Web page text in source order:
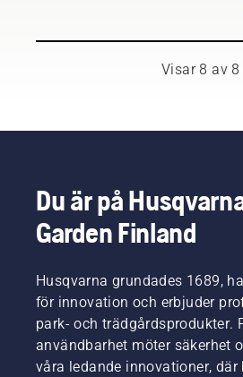
funktion.
otroligt
röjsågsguiden
finns en
effektivt
med din
Husqvarna
röjsåg.
Visar 8 av 8
Du är på
Garden Finland
Husqvarna grundades 1689,
för innovation och erbjuder
park- och trädgårdsprodukter.
användbarhet möter säkerhet
våra ledande innovationer,